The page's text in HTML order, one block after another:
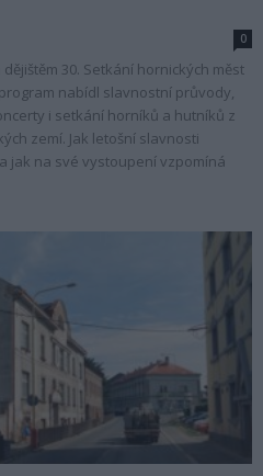
0
30. Setkání hornických měst
nabídl slavnostní průvody,
i setkání horníků a hutníků z
zemí. Jak letošní slavnosti
jak na své vystoupení vzpomíná